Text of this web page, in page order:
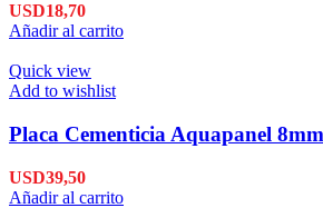
USD18,70
Añadir al carrito
Quick view
Add to wishlist
Placa Cementicia Aquapanel
USD39,50
Añadir al carrito